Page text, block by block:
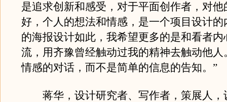
是追求创新和感受，对于平面创作者，对他
好，个人的想法和情感，是一个项目设计的
的海报设计如此，我希望更多的是和看者内
流，用齐豫曾经触动过我的精神去触动他人
情感的对话，而不是简单的信息的告知。”
蒋华，设计研究者、写作者，策展人，